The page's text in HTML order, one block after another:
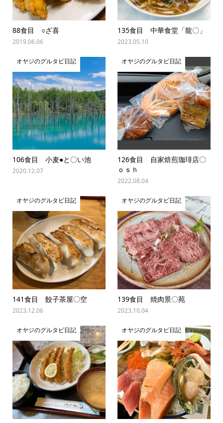
88食目 ○ざ喜
2019.06.06
135食目 中華食堂「龍〇」
2023.05.10
オヤジのグルタビ日記
106食目 小麦●と〇い池
2020.12.07
オヤジのグルタビ日記
126食目 自家焙煎珈琲店〇
ｏｓｈ
2022.08.04
オヤジのグルタビ日記
141食目 餃子茶屋〇空
2023.12.06
オヤジのグルタビ日記
139食目 焼肉景〇苑
2023.10.04
オヤジのグルタビ日記 オヤジのグルタビ日記